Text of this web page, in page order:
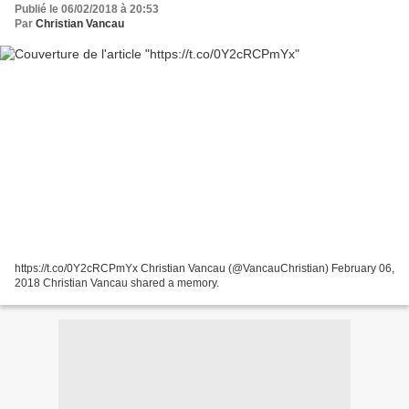
Publié le 06/02/2018 à 20:53
Par Christian Vancau
https://t.co/0Y2cRCPmYx Christian Vancau (@VancauChristian) February 06,
2018 Christian Vancau shared a memory.